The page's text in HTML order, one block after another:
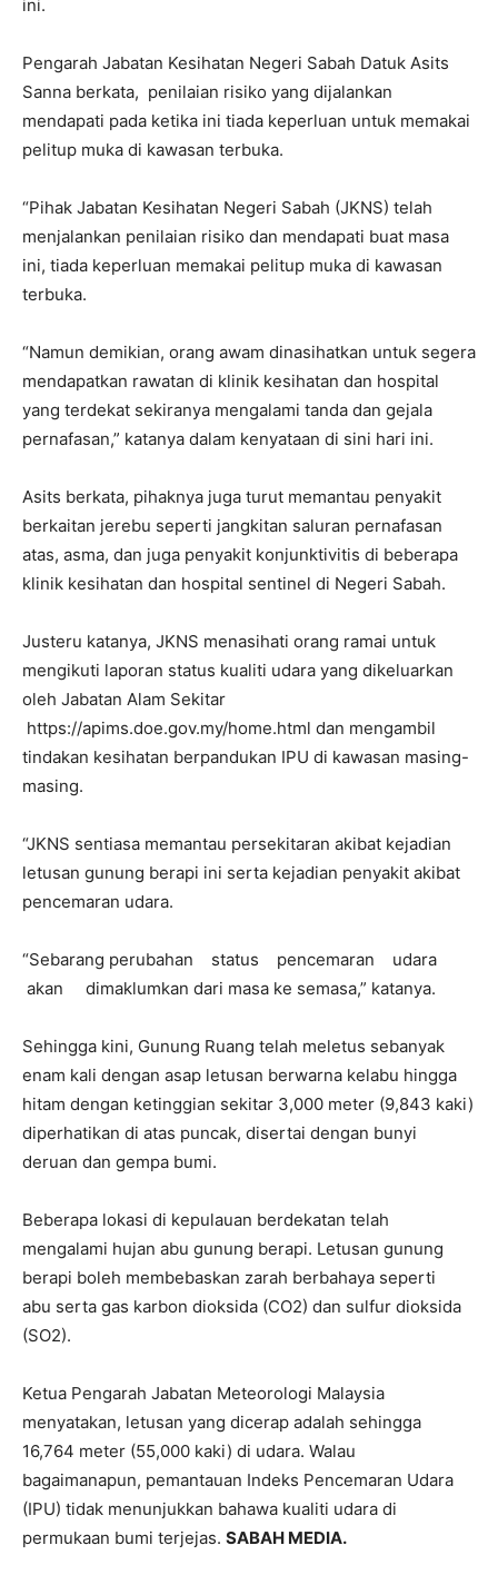
ini.
Pengarah Jabatan Kesihatan Negeri Sabah Datuk Asits
Sanna berkata, penilaian risiko yang dijalankan
mendapati pada ketika ini tiada keperluan untuk memakai
pelitup muka di kawasan terbuka.
“Pihak Jabatan Kesihatan Negeri Sabah (JKNS) telah
menjalankan penilaian risiko dan mendapati buat masa
ini, tiada keperluan memakai pelitup muka di kawasan
terbuka.
“Namun demikian, orang awam dinasihatkan untuk segera
mendapatkan rawatan di klinik kesihatan dan hospital
yang terdekat sekiranya mengalami tanda dan gejala
pernafasan,” katanya dalam kenyataan di sini hari ini.
Asits berkata, pihaknya juga turut memantau penyakit
berkaitan jerebu seperti jangkitan saluran pernafasan
atas, asma, dan juga penyakit konjunktivitis di beberapa
klinik kesihatan dan hospital sentinel di Negeri Sabah.
Justeru katanya, JKNS menasihati orang ramai untuk
mengikuti laporan status kualiti udara yang dikeluarkan
oleh Jabatan Alam Sekitar
https://apims.doe.gov.my/home.html dan mengambil
tindakan kesihatan berpandukan IPU di kawasan masing-
masing.
“JKNS sentiasa memantau persekitaran akibat kejadian
letusan gunung berapi ini serta kejadian penyakit akibat
pencemaran udara.
“Sebarang perubahan status pencemaran udara
akan dimaklumkan dari masa ke semasa,” katanya.
Sehingga kini, Gunung Ruang telah meletus sebanyak
enam kali dengan asap letusan berwarna kelabu hingga
hitam dengan ketinggian sekitar 3,000 meter (9,843 kaki)
diperhatikan di atas puncak, disertai dengan bunyi
deruan dan gempa bumi.
Beberapa lokasi di kepulauan berdekatan telah
mengalami hujan abu gunung berapi. Letusan gunung
berapi boleh membebaskan zarah berbahaya seperti
abu serta gas karbon dioksida (CO2) dan sulfur dioksida
(SO2).
Ketua Pengarah Jabatan Meteorologi Malaysia
menyatakan, letusan yang dicerap adalah sehingga
16,764 meter (55,000 kaki) di udara. Walau
bagaimanapun, pemantauan Indeks Pencemaran Udara
(IPU) tidak menunjukkan bahawa kualiti udara di
permukaan bumi terjejas. SABAH MEDIA.